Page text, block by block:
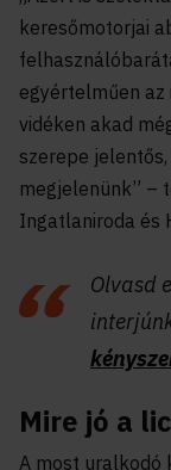
keresőmotorjai
egyértelműen
vidéken akad
szerepe
megjelenünk” –
Ingatlaniroda és
Olvasd
Mire jó a
A most uralkodó